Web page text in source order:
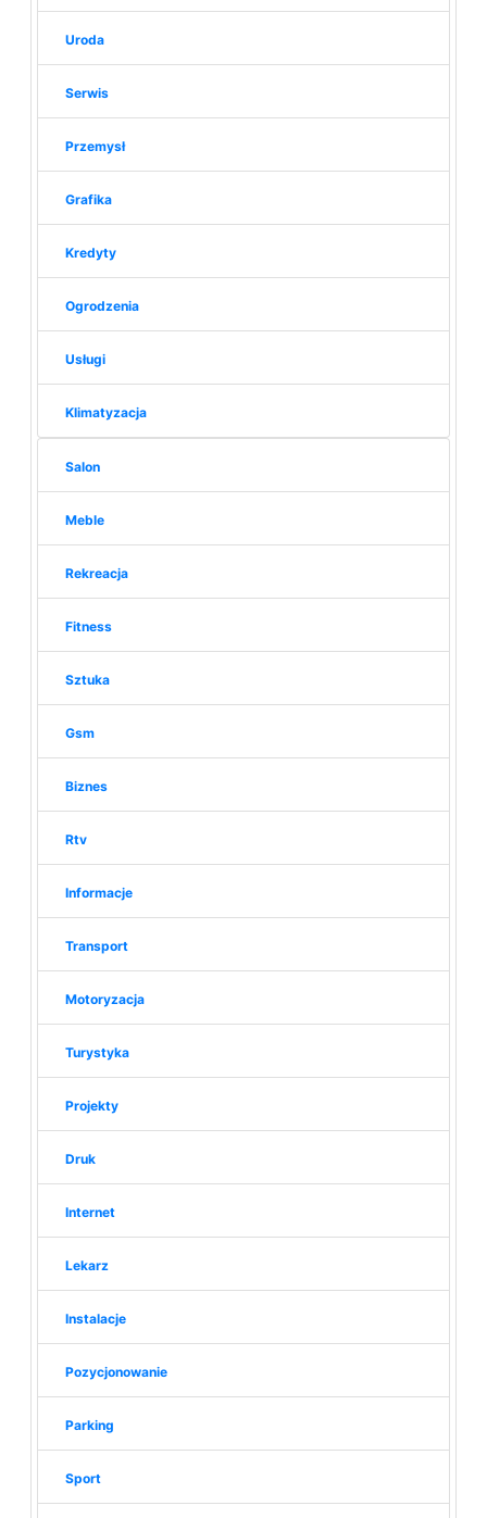
Uroda
Serwis
Przemysł
Grafika
Kredyty
Ogrodzenia
Usługi
Klimatyzacja
Salon
Meble
Rekreacja
Fitness
Sztuka
Gsm
Biznes
Rtv
Informacje
Transport
Motoryzacja
Turystyka
Projekty
Druk
Internet
Lekarz
Instalacje
Pozycjonowanie
Parking
Sport